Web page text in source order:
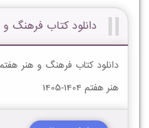
دانلود کتاب فرهنگ
دانلود کتاب فرهنگ و هنر
هنر هفتم 1404-1405